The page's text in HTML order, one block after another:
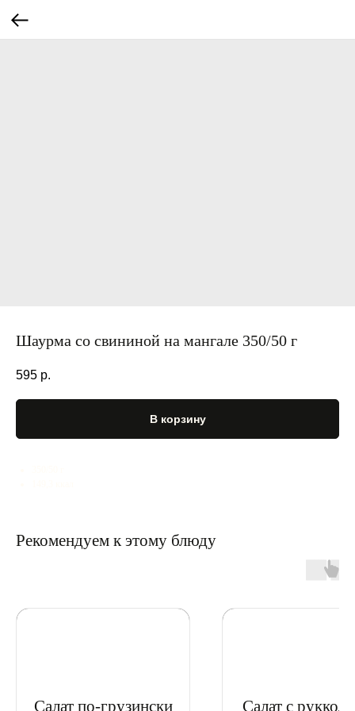
Шаурма со свининой на мангале 350/50 г
595 р.
В корзину
Рекомендуем к этому блюду
Салат по-грузински Салат с